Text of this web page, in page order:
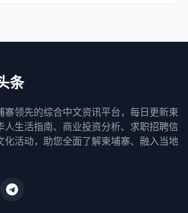
条
寨领先的综合中文资讯平台，每日更新柬
人生活指南、商业投资分析、求职招聘信
化活动，助您全面了解柬埔寨、融入当地